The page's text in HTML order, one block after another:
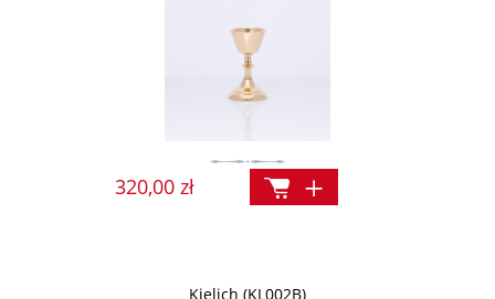
320,00 zł
Kielich (KL002B)